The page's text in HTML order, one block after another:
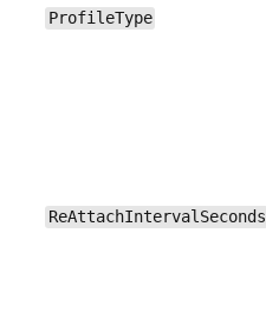
ProfileType
ReAttachIntervalSeconds